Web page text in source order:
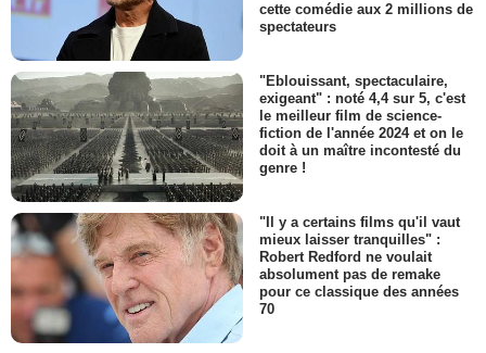
cette comédie aux 2 millions de
spectateurs
"Eblouissant, spectaculaire,
exigeant" : noté 4,4 sur 5, c'est
le meilleur film de science-
fiction de l'année 2024 et on le
doit à un maître incontesté du
genre !
"Il y a certains films qu'il vaut
mieux laisser tranquilles" :
Robert Redford ne voulait
absolument pas de remake
pour ce classique des années
70